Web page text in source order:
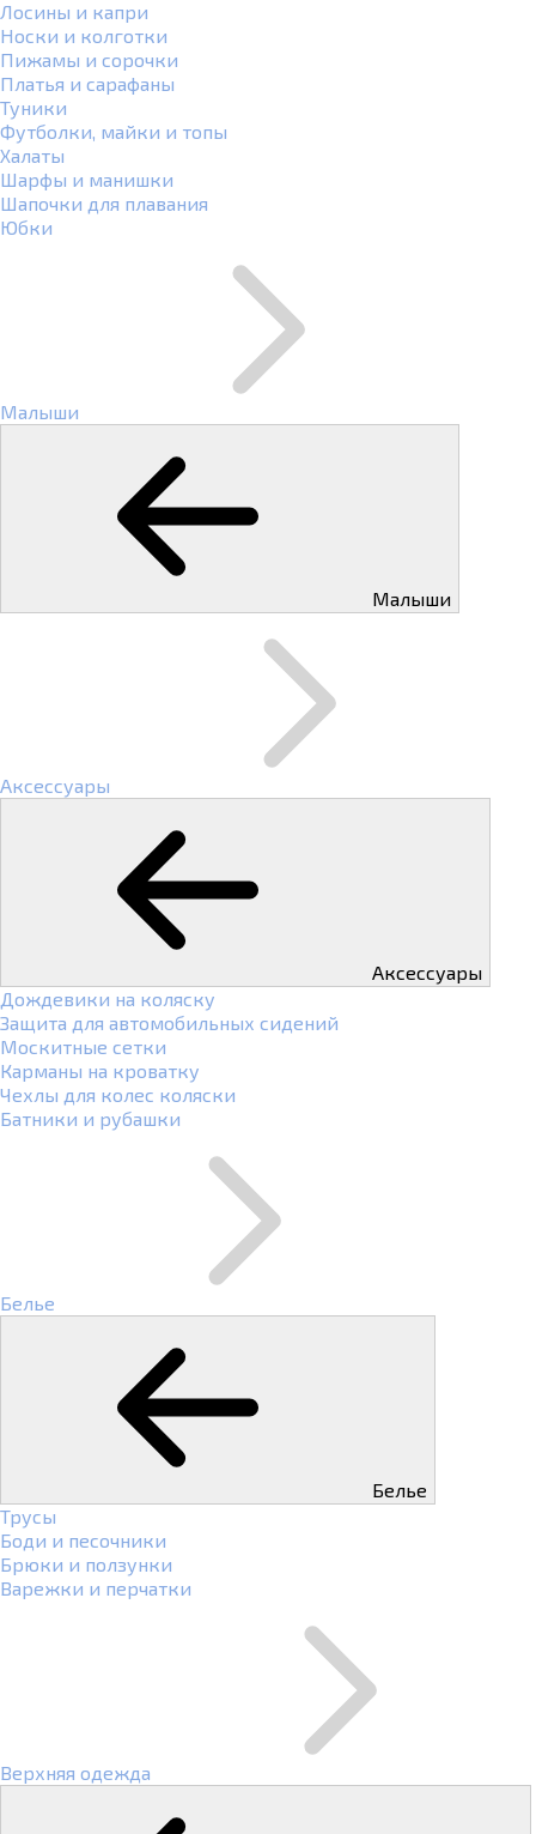
Лосины и капри
Носки и колготки
Пижамы и сорочки
Платья и сарафаны
Туники
Футболки, майки и топы
Халаты
Шарфы и манишки
Шапочки для плавания
Юбки
Малыши
Малыши
Аксессуары
Аксессуары
Дождевики на коляску
Защита для автомобильных сидений
Москитные сетки
Карманы на кроватку
Чехлы для колес коляски
Батники и рубашки
Белье
Белье
Трусы
Боди и песочники
Брюки и ползунки
Варежки и перчатки
Верхняя одежда